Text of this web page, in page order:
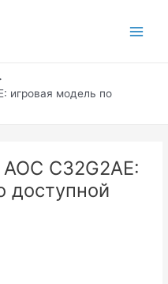
игровая модель по
C32G2AE:
доступной